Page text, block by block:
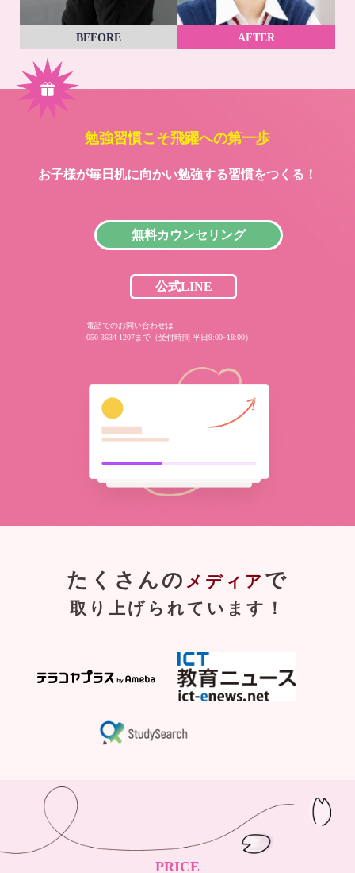
BEFORE AFTER
勉強習慣こそ飛躍への第一歩
お子様が毎日机に向かい勉強する習慣をつくる！
無料カウンセリング
公式LINE
電話でのお問い合わせは
050-3634-1207まで（受付時間 平日9:00~18:00）
たくさんの メディア で
取り上げられています！
PRICE